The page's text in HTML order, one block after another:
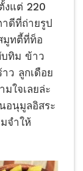
งแต่ 220
ดีที่ถ่ายรูป
มูทตี้ที่ท็อ
บทิม ข้าว
ว ลูกเดือย
ใจเลยล่ะ
อนุมูลอิสระ
จำให้